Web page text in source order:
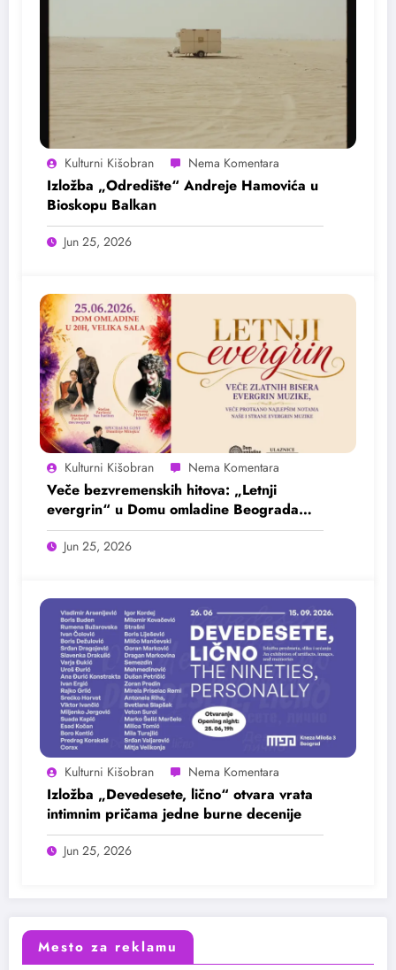
Kulturni Kišobran
Izložba „Odredište“ Andreje Hamovića u
Bioskopu Balkan
Jun 25, 2026
Kulturni Kišobran
Veče bezvremenskih hitova: „Letnji
evergrin“ u Domu omladine Beograda
25. juna
Jun 25, 2026
Kulturni Kišobran
Izložba „Devedesete, lično“ otvara vrata
intimnim pričama jedne burne decenije
Jun 25, 2026
Mesto za reklamu